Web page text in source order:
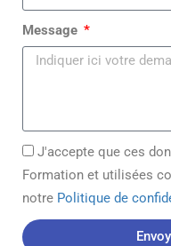
Message
J'accepte que ces
Formation et utilisées
notre Politique de